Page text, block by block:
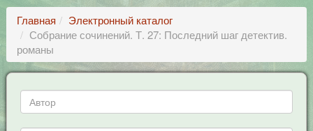
Главная
Электронный каталог
Собрание сочинений. Т. 27: Последний шаг детектив.
романы